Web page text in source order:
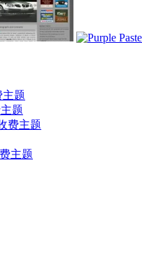
主题
题
费主题
主题